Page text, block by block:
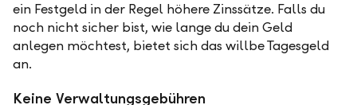
ein Festgeld in der Regel höhere Zinssätze. Falls du
noch nicht sicher bist, wie lange du dein Geld
anlegen möchtest, bietet sich das willbe Tagesgeld
an.
Keine Verwaltungsgebühren